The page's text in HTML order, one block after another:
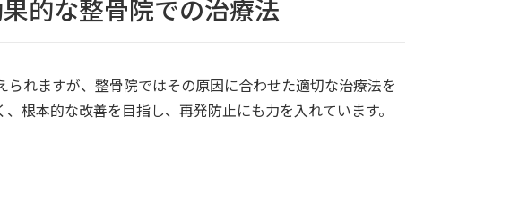
的な整骨院での治療法
れますが、整骨院ではその原因に合わせた適切な治療法を
根本的な改善を目指し、再発防止にも力を入れています。